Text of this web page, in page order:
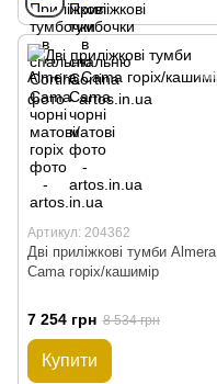
Артикул: 204362
Дві приліжкові тумби Almera
Cama горіх/кашимір
7 254 грн 8 534 грн
Купити